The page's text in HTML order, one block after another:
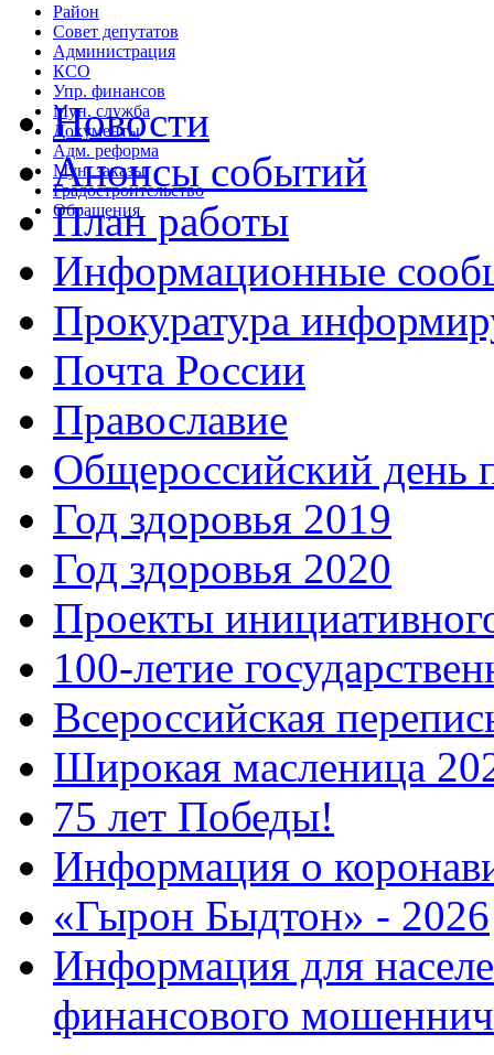
Район
Совет депутатов
Администрация
КСО
Упр. финансов
Мун. служба
Документы
Адм. реформа
Мун. заказы
Градостроительство
Обращения
Новости
Анонсы событий
План работы
Информационные
Прокуратура
Почта России
Православие
Общероссийский день
Год здоровья 2019
Год здоровья 2020
Проекты
100-летие
Всероссийская
Широкая масленица
75 лет Победы!
Информация о
«Гырон Быдтон» - 2026
Информация для
финансового